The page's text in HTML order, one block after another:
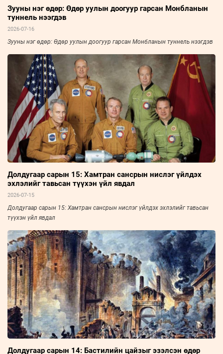
Зууны нэг өдөр: Өдөр уулын доогуур гарсан Монбланын
туннель нээгдэв
2026-07-16
Зууны нэг өдөр: Өдөр уулын доогуур гарсан Монбланын туннель нээгдэв
Долдугаар сарын 15: Хамтран сансрын нислэг үйлдэх
эхлэлийг тавьсан түүхэн үйл явдал
2026-07-15
Долдугаар сарын 15: Хамтран сансрын нислэг үйлдэх эхлэлийг тавьсан
түүхэн үйл явдал
Долдугаар сарын 14: Бастилийн цайзыг эзэлсэн өдөр